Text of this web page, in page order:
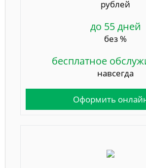
рублей
до 55 дней
без %
бесплатное
навсегда
Оформить